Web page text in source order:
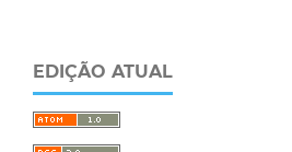
EDIÇÃO ATUAL